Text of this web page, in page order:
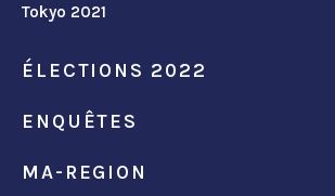
Tokyo 2021
ÉLECTIONS 2022
ENQUÊTES
MA-REGION